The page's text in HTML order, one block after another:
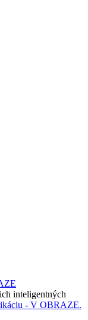
inteligentných
- V OBRAZE.